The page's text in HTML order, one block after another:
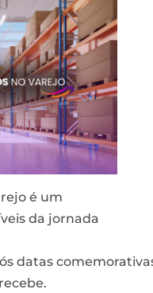
é um
da jornada
datas
recebe.